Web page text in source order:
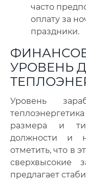
часто
оплату за
праздники.
УРОВЕНЬ
Уровень
размера и
должности и
отметить, что в
сверхвысокие
предлагает